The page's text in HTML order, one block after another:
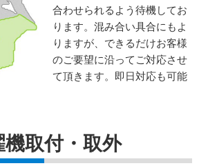
合わせられるよう待機してお
ります。混み合い具合にもよ
りますが、できるだけお客様
のご要望に沿ってご対応させ
て頂きます。即日対応も可能
機取付・取外